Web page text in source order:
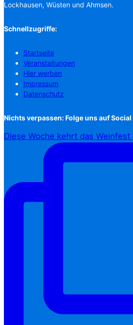
Lockhausen, Wüsten und Ahmsen.
Schnellzugriffe:
Startseite
Veranstaltungen
Hier werben
Impressum
Datenschutz
Nichts verpassen: Folge uns auf
Diese Woche kehrt das